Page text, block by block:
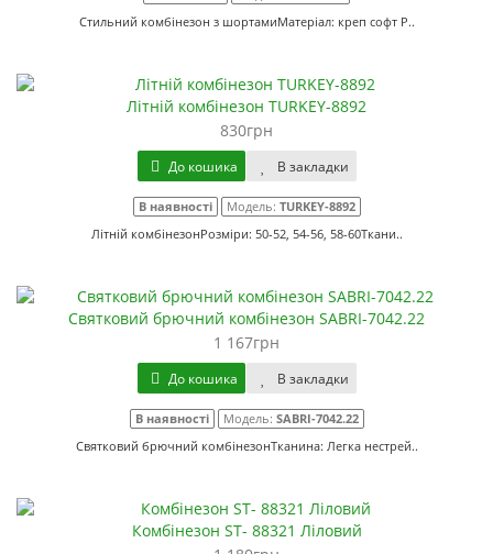
Стильний комбінезон з шортамиМатеріал: креп софт Р..
Літній комбінезон TURKEY-8892
830грн
До кошика В закладки
В наявності Модель: TURKEY-8892
Літній комбінезонРозміри: 50-52, 54-56, 58-60Ткани..
Святковий брючний комбінезон SABRI-7042.22
1 167грн
До кошика В закладки
В наявності Модель: SABRI-7042.22
Святковий брючний комбінезонТканина: Легка нестрей..
Комбінезон ST- 88321 Ліловий